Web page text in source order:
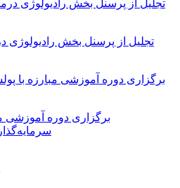
تجلیل از پرسنل بخش رادیولوژی
برگزاری دوره آموزشی مبارزه با